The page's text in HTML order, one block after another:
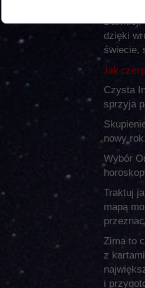
Dawniej,
dzięki
świecie,
Jak
Czysta
sprzyja
nowy
Wybór
Traktuj
mapą
Zima to
z
i